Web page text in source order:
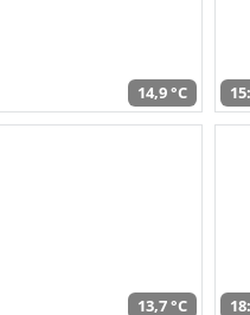
14,9 °C
13,7 °C